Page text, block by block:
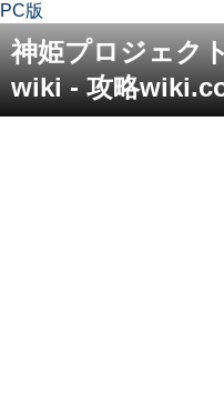
PC版
神姫プロジェク
wiki - 攻略